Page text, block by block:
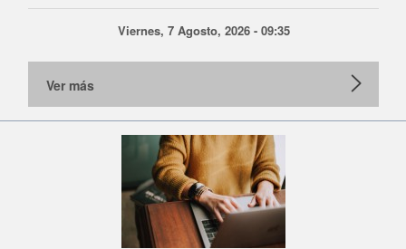
Viernes, 7 Agosto, 2026 - 09:35
Ver más